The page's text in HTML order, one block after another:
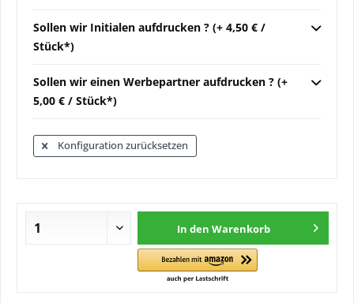
Sollen wir Initialen aufdrucken ? (+ 4,50 € /
Stück*)
Sollen wir einen Werbepartner aufdrucken ? (+
5,00 € / Stück*)
Konfiguration zurücksetzen
In den Warenkorb